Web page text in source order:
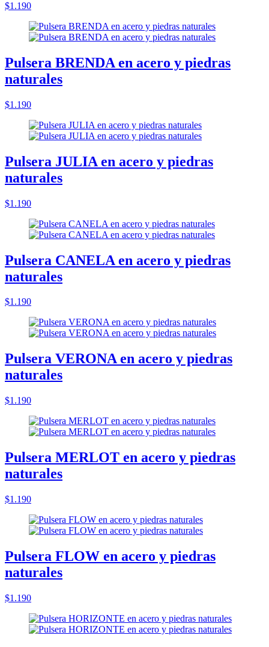
$1.190
Pulsera BRENDA en acero y piedras
naturales
$1.190
Pulsera JULIA en acero y piedras
naturales
$1.190
Pulsera CANELA en acero y piedras
naturales
$1.190
Pulsera VERONA en acero y piedras
naturales
$1.190
Pulsera MERLOT en acero y piedras
naturales
$1.190
Pulsera FLOW en acero y piedras
naturales
$1.190